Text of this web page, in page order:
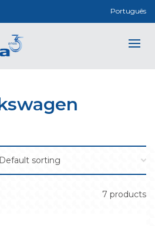
Português
7 products